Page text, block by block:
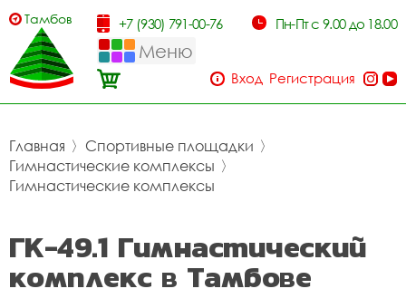
Тамбов +7 (930) 791-00-76 Пн-Пт с 9.00 до 18.00
Меню
Вход Регистрация
Главная 〉 Спортивные площадки 〉
Гимнастические комплексы 〉
Гимнастические комплексы
ГК-49.1 Гимнастический
комплекс в Тамбове